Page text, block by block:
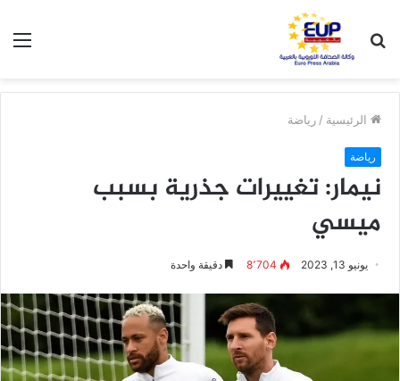
عن
الرئيسية / رياضة
رياضة
نيمار‭‬: تغييرات جذرية بسبب
ميسي
يونيو 13, 2023 8٬704 دقيقة واحدة